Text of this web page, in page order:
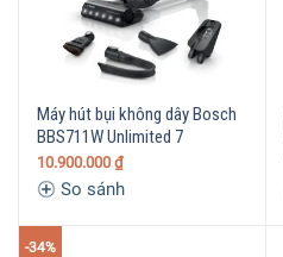
Máy hút bụi không dây Bosch
BBS711W Unlimited 7
10.900.000 ₫
So sánh
-34%